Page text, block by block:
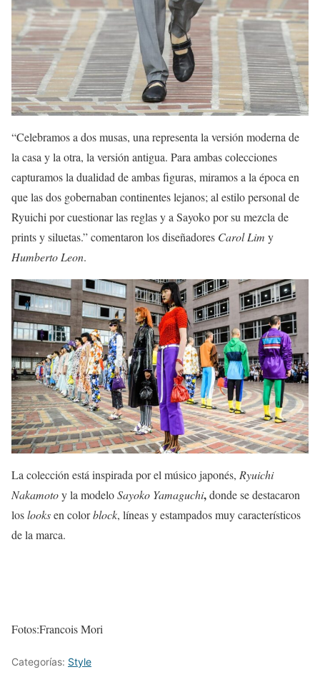
“Celebramos a dos musas, una representa la versión moderna de
la casa y la otra, la versión antigua. Para ambas colecciones
capturamos la dualidad de ambas figuras, miramos a la época en
que las dos gobernaban continentes lejanos; al estilo personal de
Ryuichi por cuestionar las reglas y a Sayoko por su mezcla de
prints y siluetas.” comentaron los diseñadores Carol Lim y
Humberto Leon.
La colección está inspirada por el músico japonés, Ryuichi
Nakamotoy la modeloSayoko Yamaguchi,donde se destacaron
loslooksen colorblock, líneas y estampados muy característicos
de la marca.
Fotos:Francois Mori
Categorías: Style